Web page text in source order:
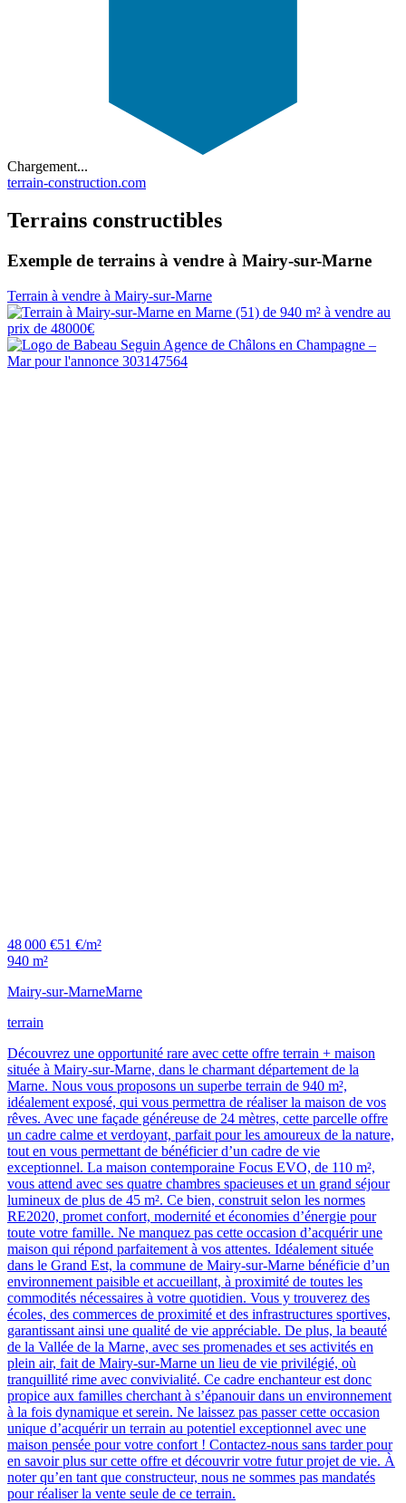
Chargement...
terrain-construction.com
Terrains constructibles
Exemple de terrains à vendre à Mairy-sur-Marne
Terrain à vendre à Mairy-sur-Marne
48 000 €51 €/m²
940 m²
Mairy-sur-MarneMarne
terrain
Découvrez une opportunité rare avec cette offre terrain + maison
située à Mairy-sur-Marne, dans le charmant département de la
Marne. Nous vous proposons un superbe terrain de 940 m²,
idéalement exposé, qui vous permettra de réaliser la maison de vos
rêves. Avec une façade généreuse de 24 mètres, cette parcelle offre
un cadre calme et verdoyant, parfait pour les amoureux de la nature,
tout en vous permettant de bénéficier d’un cadre de vie
exceptionnel. La maison contemporaine Focus EVO, de 110 m²,
vous attend avec ses quatre chambres spacieuses et un grand séjour
lumineux de plus de 45 m². Ce bien, construit selon les normes
RE2020, promet confort, modernité et économies d’énergie pour
toute votre famille. Ne manquez pas cette occasion d’acquérir une
maison qui répond parfaitement à vos attentes. Idéalement située
dans le Grand Est, la commune de Mairy-sur-Marne bénéficie d’un
environnement paisible et accueillant, à proximité de toutes les
commodités nécessaires à votre quotidien. Vous y trouverez des
écoles, des commerces de proximité et des infrastructures sportives,
garantissant ainsi une qualité de vie appréciable. De plus, la beauté
de la Vallée de la Marne, avec ses promenades et ses activités en
plein air, fait de Mairy-sur-Marne un lieu de vie privilégié, où
tranquillité rime avec convivialité. Ce cadre enchanteur est donc
propice aux familles cherchant à s’épanouir dans un environnement
à la fois dynamique et serein. Ne laissez pas passer cette occasion
unique d’acquérir un terrain au potentiel exceptionnel avec une
maison pensée pour votre confort ! Contactez-nous sans tarder pour
en savoir plus sur cette offre et découvrir votre futur projet de vie. À
noter qu’en tant que constructeur, nous ne sommes pas mandatés
pour réaliser la vente seule de ce terrain.